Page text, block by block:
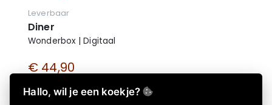
Leverbaar
Diner
Wonderbox | Digitaal
€ 44,90
Hallo, wil je een koekje?